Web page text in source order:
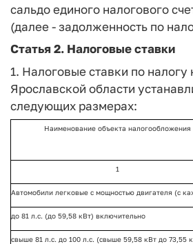
сальдо единого налогового
(далее - задолженность по
Статья 2. Налоговые ставки
1. Налоговые ставки по налогу
Ярославской области
следующих размерах:
Наименование объекта налогообложения
1
Автомобили легковые с мощностью двигателя (с
до 81 л.с. (до 59,58 кВт) включительно
свыше 81 л.с. до 100 л.с. (свыше 59,58 кВт до 73,55